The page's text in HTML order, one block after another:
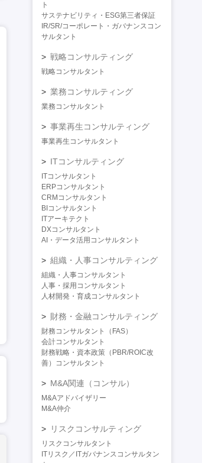
ト
サステナビリティ・ESG第三者保証
IR/SR/コーポレート・ガバナンスコン
サルタント
戦略コンサルティング
戦略コンサルタント
業務コンサルティング
業務コンサルタント
事業再生コンサルティング
事業再生コンサルタント
ITコンサルティング
ITコンサルタント
ERPコンサルタント
CRMコンサルタント
BIコンサルタント
ITアーキテクト
DXコンサルタント
AI・データ活用コンサルタント
組織・人事コンサルティング
組織・人事コンサルタント
人事・採用コンサルタント
人材開発・育成コンサルタント
財務・金融コンサルティング
財務コンサルタント（FAS）
会計コンサルタント
財務戦略・資本政策（PBR/ROIC改
善）コンサルタント
M&A関連（コンサル）
M&Aアドバイザリー
M&A仲介
リスクコンサルティング
リスクコンサルタント
ITリスク／ITガバナンスコンサルタン